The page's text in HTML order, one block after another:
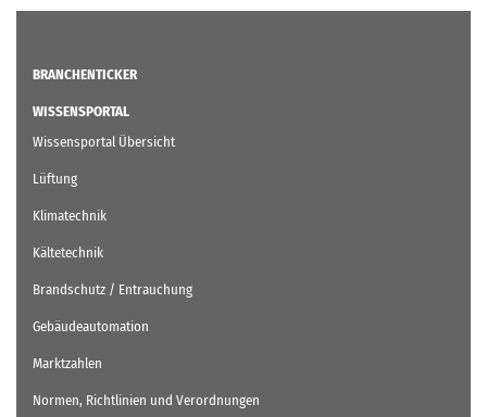
BRANCHENTICKER
WISSENSPORTAL
Wissensportal Übersicht
Lüftung
Klimatechnik
Kältetechnik
Brandschutz / Entrauchung
Gebäudeautomation
Marktzahlen
Normen, Richtlinien und Verordnungen